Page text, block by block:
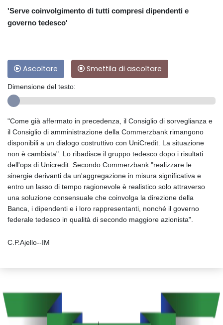
'Serve coinvolgimento di tutti compresi dipendenti e
governo tedesco'
Ascoltare Smettila di ascoltare
Dimensione del testo:
"Come già affermato in precedenza, il Consiglio di sorveglianza e
il Consiglio di amministrazione della Commerzbank rimangono
disponibili a un dialogo costruttivo con UniCredit. La situazione
non è cambiata". Lo ribadisce il gruppo tedesco dopo i risultati
dell'ops di Unicredit. Secondo Commerzbank "realizzare le
sinergie derivanti da un'aggregazione in misura significativa e
entro un lasso di tempo ragionevole è realistico solo attraverso
una soluzione consensuale che coinvolga la direzione della
Banca, i dipendenti e i loro rappresentanti, nonché il governo
federale tedesco in qualità di secondo maggiore azionista".
C.P.Ajello--IM